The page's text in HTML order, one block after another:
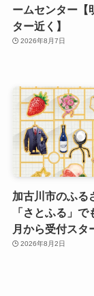
ームセンター【
ター近く】
2026年8月7日
加古川市のふる
「さとふる」
月から受付スタ
2026年8月2日